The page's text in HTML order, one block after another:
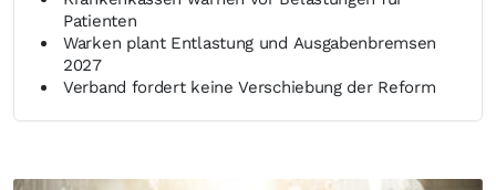
Patienten
Warken plant Entlastung und Ausgabenbremsen
2027
Verband fordert keine Verschiebung der Reform